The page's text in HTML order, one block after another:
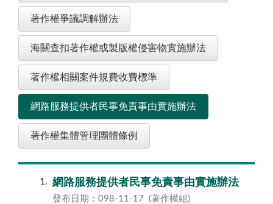
著作權爭議調解辦法
海關查扣著作權或製版權侵害物實施辦法
著作權相關案件規費收費標準
網路服務提供者民事免責事由實施辦法
著作權集體管理團體條例
1 網路服務提供者民事免責事由實施辦法
發布日期：098-11-17 (著作權組)